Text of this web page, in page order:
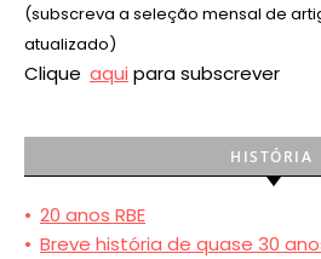
(subscreva a seleção mensal de
atualizado)
Clique aqui para subscrever
HISTÓRIA
• 20 anos RBE
• Breve história de quase 30